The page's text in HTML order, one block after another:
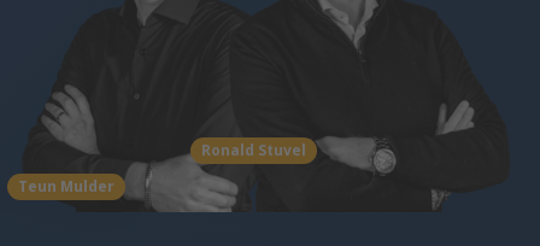
Teun Mulder
Ronald Stuvel